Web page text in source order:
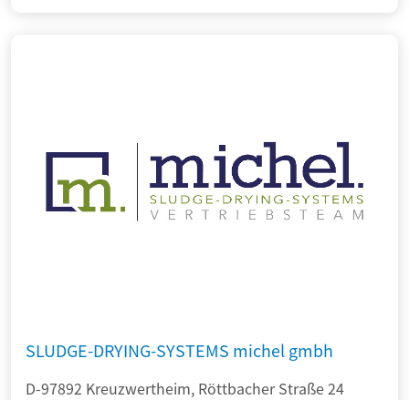
SLUDGE-DRYING-SYSTEMS michel gmbh
D-97892 Kreuzwertheim, Röttbacher Straße 24